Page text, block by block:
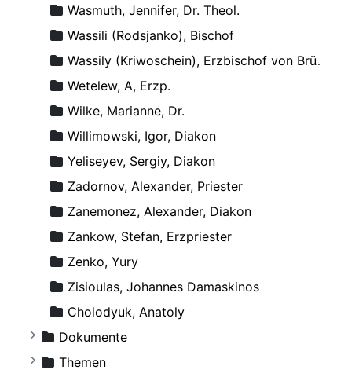
Wasmuth, Jennifer, Dr. Theol.
Wassili (Rodsjanko), Bischof
Wassily (Kriwoschein), Erzbischof von Brüssel
Wetelew, A, Erzp.
Wilke, Marianne, Dr.
Willimowski, Igor, Diakon
Yeliseyev, Sergiy, Diakon
Zadornov, Alexander, Priester
Zanemonez, Alexander, Diakon
Zankow, Stefan, Erzpriester
Zenko, Yury
Zisioulas, Johannes Damaskinos
Сholodyuk, Anatoly
Dokumente
Russische Orthodoxe Kirche
Themen